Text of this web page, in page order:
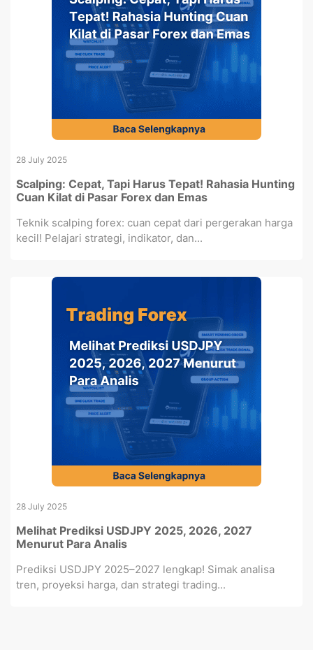
28 July 2025
Scalping: Cepat, Tapi Harus Tepat! Rahasia Hunting
Cuan Kilat di Pasar Forex dan Emas
Teknik scalping forex: cuan cepat dari pergerakan harga
kecil! Pelajari strategi, indikator, dan...
28 July 2025
Melihat Prediksi USDJPY 2025, 2026, 2027
Menurut Para Analis
Prediksi USDJPY 2025–2027 lengkap! Simak analisa
tren, proyeksi harga, dan strategi trading...